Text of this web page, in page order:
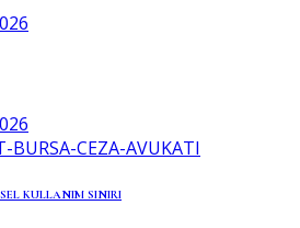
KULLANIM SINIRI